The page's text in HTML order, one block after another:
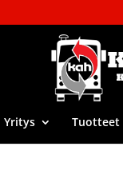
Yritys Tuotteet